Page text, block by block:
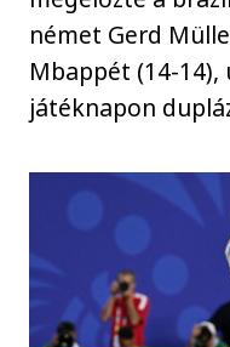
német Gerd
Mbappét (14-
játéknapon